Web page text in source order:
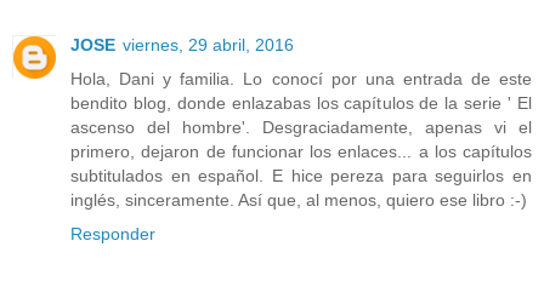
JOSE viernes, 29 abril, 2016
Hola, Dani y familia. Lo conocí por una entrada de este
bendito blog, donde enlazabas los capítulos de la serie ' El
ascenso del hombre'. Desgraciadamente, apenas vi el
primero, dejaron de funcionar los enlaces... a los capítulos
subtitulados en español. E hice pereza para seguirlos en
inglés, sinceramente. Así que, al menos, quiero ese libro :-)
Responder